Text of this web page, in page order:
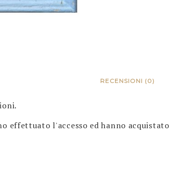
RECENSIONI (0)
effettuato l'accesso ed hanno